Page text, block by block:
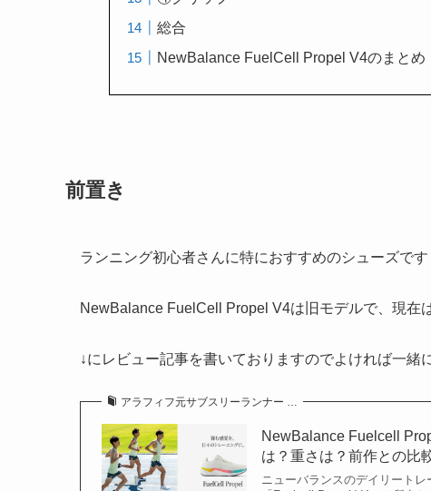
総合
NewBalance FuelCell Propel V4のまとめ
前置き
ランニング初心者さんに特におすすめのシューズです
NewBalance FuelCell Propel V4は旧モデルで、現在
↓にレビュー記事を書いておりますのでよければ一緒
アラフィフ元サブスリーランナー …
NewBalance Fuelcell
は？重さは？前作との比
ニューバランスのデイリート